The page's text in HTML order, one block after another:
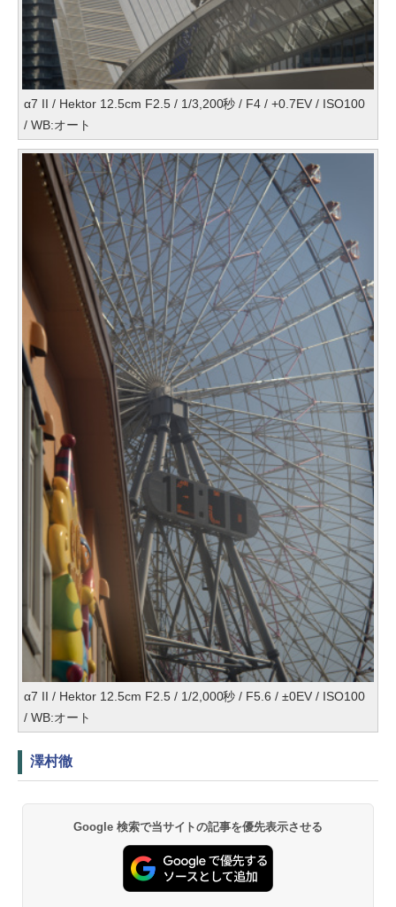
α7 II / Hektor 12.5cm F2.5 / 1/3,200秒 / F4 / +0.7EV / ISO100
/ WB:オート
α7 II / Hektor 12.5cm F2.5 / 1/2,000秒 / F5.6 / ±0EV / ISO100
/ WB:オート
澤村徹
Google 検索で当サイトの記事を優先表示させる